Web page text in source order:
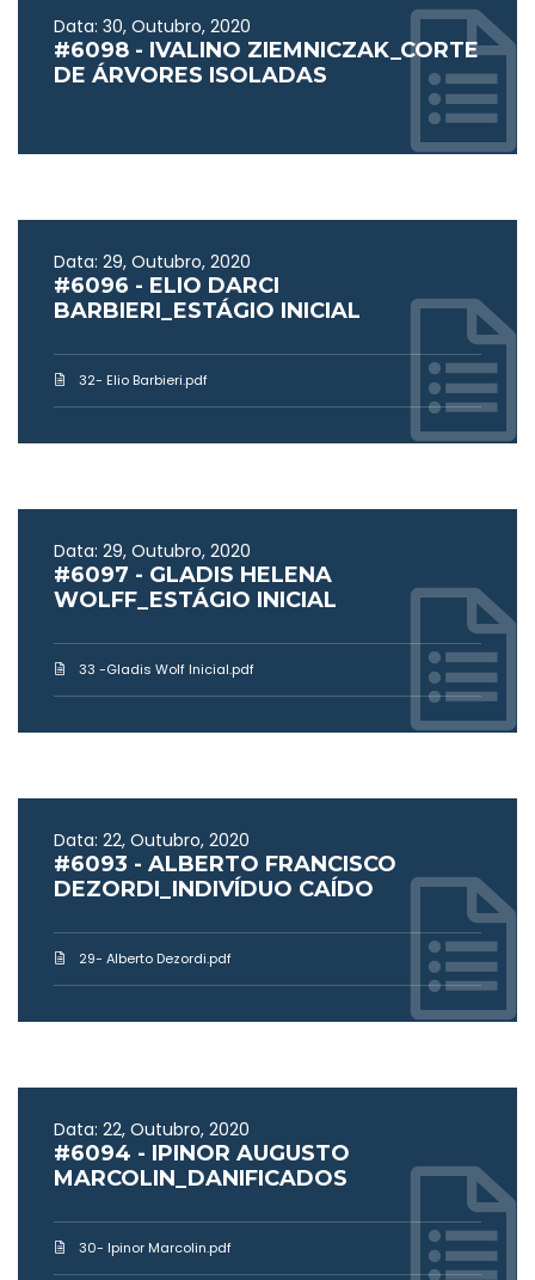
Data: 30, Outubro, 2020
#6098 - IVALINO ZIEMNICZAK_CORTE
DE ÁRVORES ISOLADAS
Data: 29, Outubro, 2020
#6096 - ELIO DARCI
BARBIERI_ESTÁGIO INICIAL
32- Elio Barbieri.pdf
Data: 29, Outubro, 2020
#6097 - GLADIS HELENA
WOLFF_ESTÁGIO INICIAL
33 -Gladis Wolf Inicial.pdf
Data: 22, Outubro, 2020
#6093 - ALBERTO FRANCISCO
DEZORDI_INDIVÍDUO CAÍDO
29- Alberto Dezordi.pdf
Data: 22, Outubro, 2020
#6094 - IPINOR AUGUSTO
MARCOLIN_DANIFICADOS
30- Ipinor Marcolin.pdf